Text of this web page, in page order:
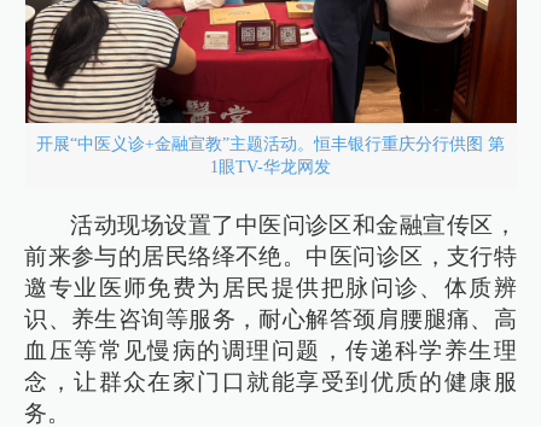
开展“中医义诊+金融宣教”主题活动。恒丰银行重庆分行供图 第
1眼TV-华龙网发
活动现场设置了中医问诊区和金融宣传区，
前来参与的居民络绎不绝。中医问诊区，支行特
邀专业医师免费为居民提供把脉问诊、体质辨
识、养生咨询等服务，耐心解答颈肩腰腿痛、高
血压等常见慢病的调理问题，传递科学养生理
念，让群众在家门口就能享受到优质的健康服
务。